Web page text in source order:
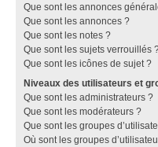
Que sont les annonces
Que sont les annonces ?
Que sont les notes ?
Que sont les sujets verrouillés
Que sont les icônes de sujet ?
Niveaux des utilisateurs et
Que sont les administrateurs ?
Que sont les modérateurs ?
Que sont les groupes
Où sont les groupes